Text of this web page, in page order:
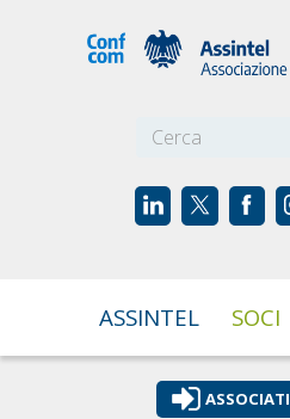
ASSINTEL SOCI
ASSOCIATI